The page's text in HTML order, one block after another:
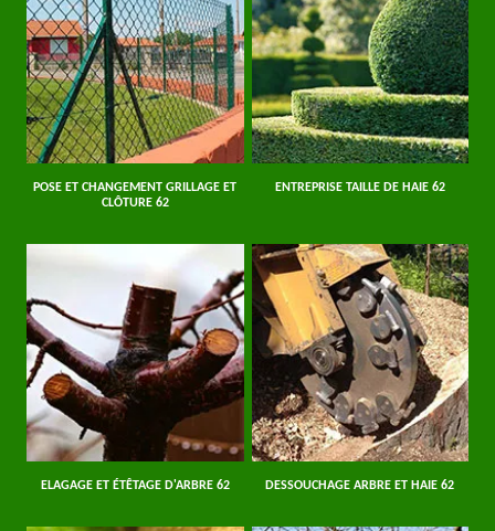
POSE ET CHANGEMENT GRILLAGE ET
CLÔTURE 62
ENTREPRISE TAILLE DE HAIE 62
ELAGAGE ET ÉTÊTAGE D'ARBRE 62 DESSOUCHAGE ARBRE ET HAIE 62